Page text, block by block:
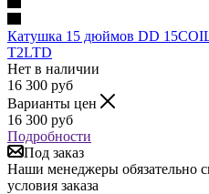
Катушка 15 дюймов DD
T2LTD
Нет в наличии
16 300 руб
Варианты цен
16 300 руб
Подробности
Под заказ
Наши менеджеры обязательно
условия заказа